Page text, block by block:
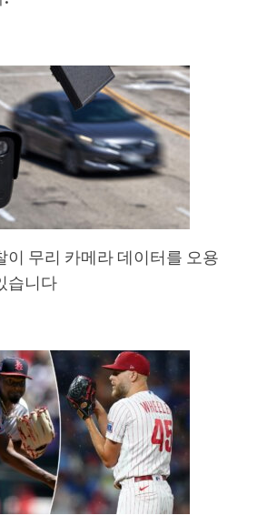
이 무리 카메라 데이터를 오용
습니다